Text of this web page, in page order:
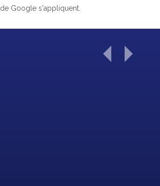
de Google s'appliquent.